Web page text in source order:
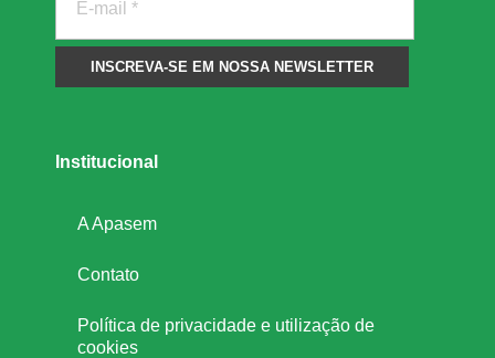
Institucional
A Apasem
Contato
Política de privacidade e utilização de
cookies